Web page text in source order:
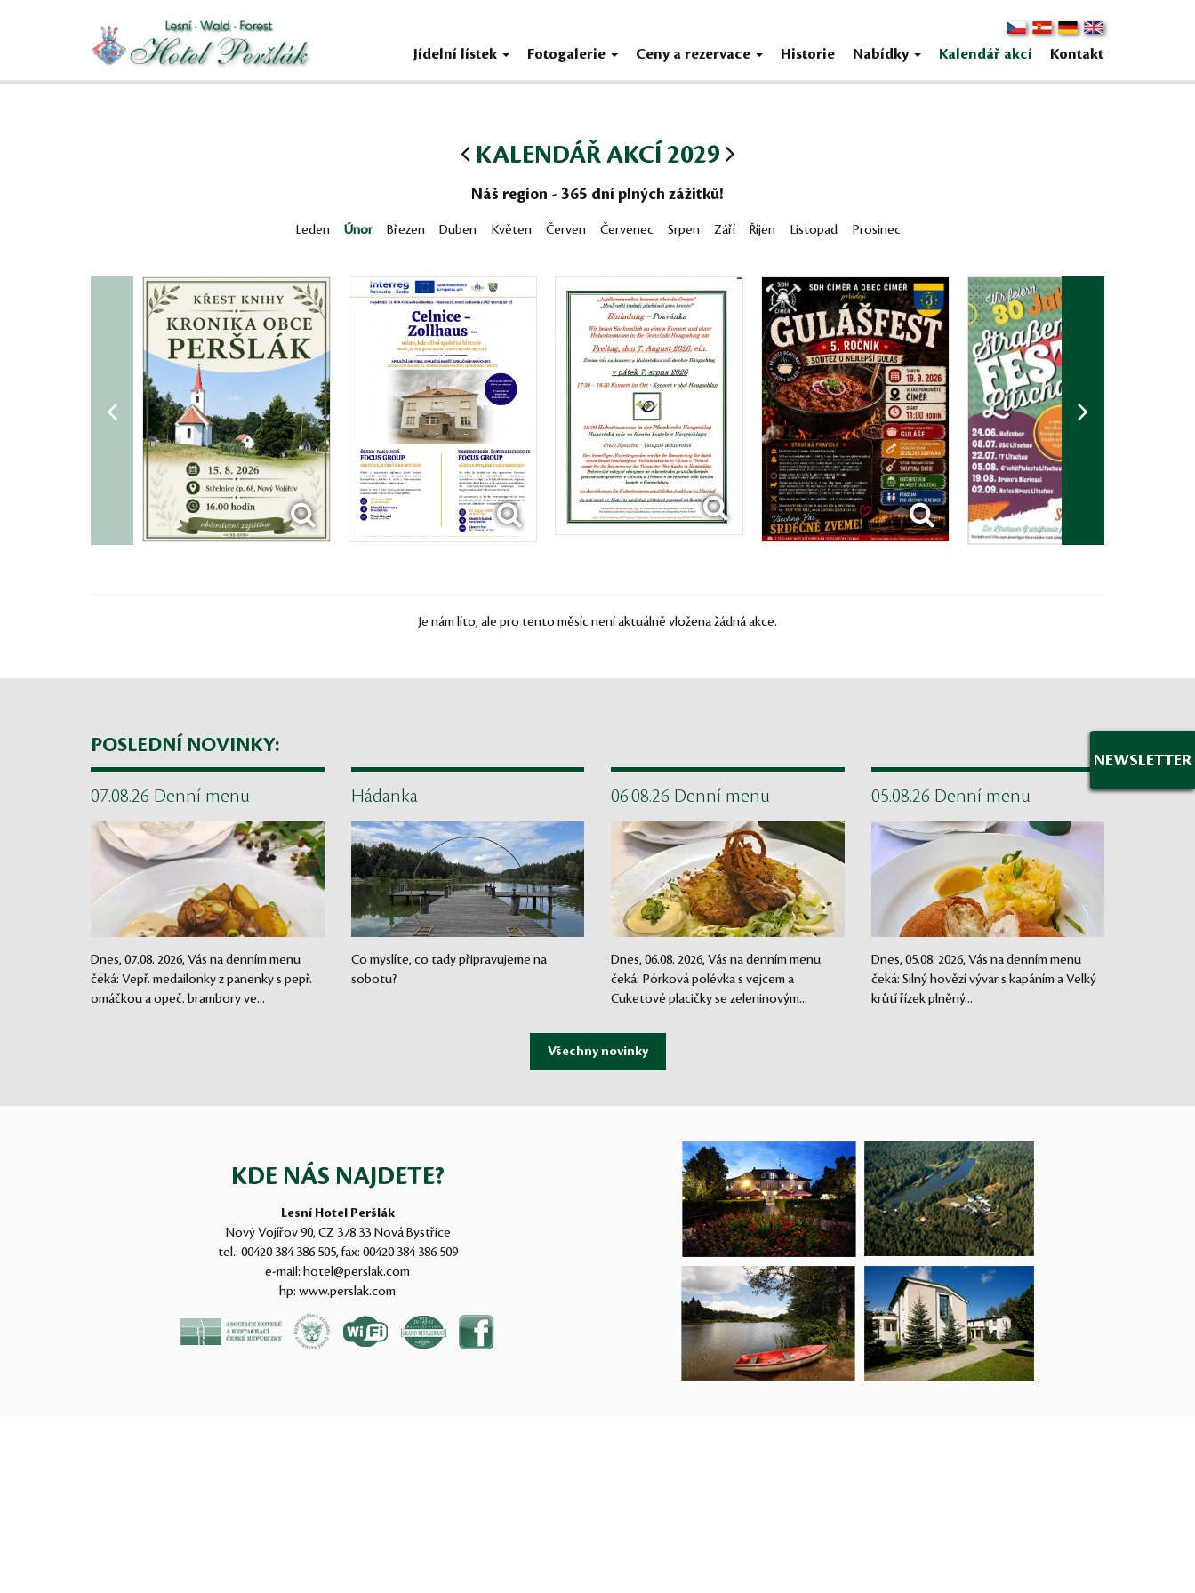
Jídelní lístek Fotogalerie Ceny a rezervace Historie Nabídky Kalendář akcí Kontakt
KALENDÁŘ AKCÍ 2029
Náš region - 365 dní plných zážitků!
Leden Únor Březen Duben Květen Červen Červenec Srpen Září Říjen Listopad Prosinec
Je nám líto, ale pro tento měsíc není aktuálně vložena žádná akce.
POSLEDNÍ NOVINKY:
07.08.26 Denní menu
Dnes, 07.08. 2026, Vás na denním menu
čeká: Vepř. medailonky z panenky s pepř.
omáčkou a opeč. brambory ve...
Hádanka
Co myslíte, co tady připravujeme na
sobotu?
06.08.26 Denní menu
Dnes, 06.08. 2026, Vás na denním menu
čeká: Pórková polévka s vejcem a
Cuketové placičky se zeleninovým...
05.08.26 Denní menu
Dnes, 05.08. 2026, Vás na denním menu
čeká: Silný hovězí vývar s kapáním a Velký
krůtí řízek plněný...
KDE NÁS NAJDETE?
Lesní Hotel Peršlák
Nový Vojířov 90, CZ 378 33 Nová Bystřice
tel.: 00420 384 386 505, fax: 00420 384 386 509
e-mail: hotel@perslak.com
hp: www.perslak.com
NEWSLETTER